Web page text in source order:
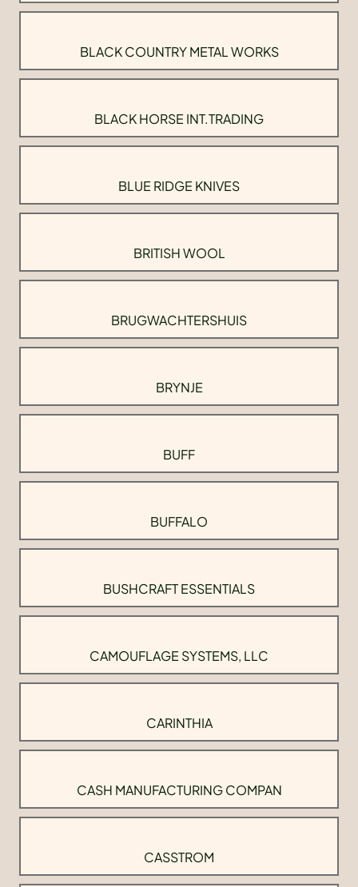
BLACK COUNTRY METAL WORKS
BLACK HORSE INT.TRADING
BLUE RIDGE KNIVES
BRITISH WOOL
BRUGWACHTERSHUIS
BRYNJE
BUFF
BUFFALO
BUSHCRAFT ESSENTIALS
CAMOUFLAGE SYSTEMS, LLC
CARINTHIA
CASH MANUFACTURING COMPAN
CASSTROM